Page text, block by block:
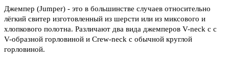
Джемпер (Jumper) - это в большинстве случаев относительно
лёгкий свитер изготовленный из шерсти или из миксового и
хлопкового полотна. Различают два вида джемперов V-neck с с
V-образной горловиной и Crew-neck с обычной круглой
горловиной.